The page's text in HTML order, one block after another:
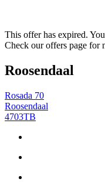
This offer has expired.
Check our offers page for
Roosendaal
Rosada 70
Roosendaal
4703TB